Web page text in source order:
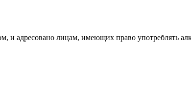
и адресовано лицам, имеющих право употреблять